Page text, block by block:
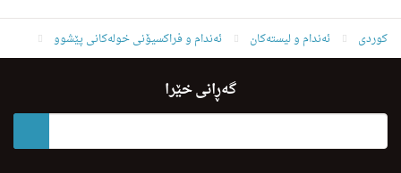
کوردی ئه‌ندام و لیسته‌كان ئەندام و فراکسیۆنی خولەکانی پێشوو
edris hadi salih
گەڕانی خێرا